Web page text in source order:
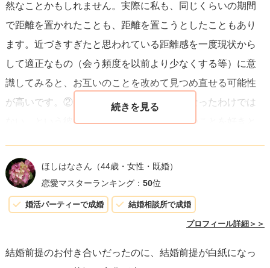
あなたが彼女を愛していることには変わりありません。大
丈夫です。
然なことかもしれません。実際に私も、同じくらいの期間
で距離を置かれたことも、距離を置こうとしたこともあり
ます。近づきすぎたと思われている距離感を一度現状から
して適正なもの（会う頻度を以前より少なくする等）に意
識してみると、お互いのことを改めて見つめ直せる可能性
が高いです。②楽しい時間も多く、嫌いになったわけでは
ない、という彼女様の言葉から、質問者様のことを好きと
お互いに楽しい印象が薄れてきてしまっているからつらい
のであって、楽しい時間を知っているからこそ今すぐ別れ
を選ぶという選択肢は現状は考えていないのかもしれませ
ん。③まずは質問者様ご自身の本当の気持ちはどうなのか
ところが好きなのか、一緒にいてポジティブになれる相手
ほしはなさん （44歳・女性・既婚）
恋愛マスターランキング： 50位
婚活パーティーで成婚 結婚相談所で成婚
プロフィール詳細＞＞
結婚前提のお付き合いだったのに、結婚前提が白紙になっ